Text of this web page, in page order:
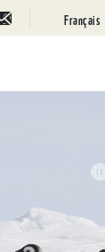
Français